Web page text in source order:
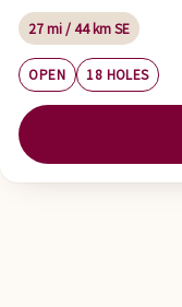
27 mi / 44 km SE
OPEN 18 HOLES